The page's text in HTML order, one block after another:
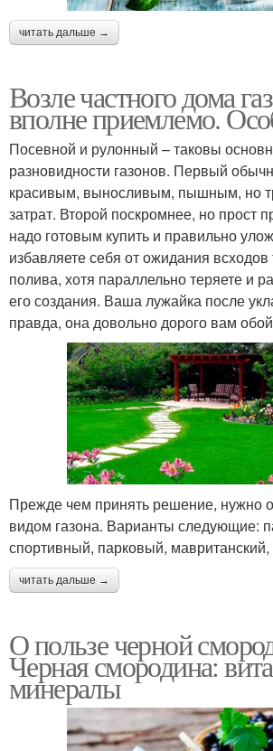
читать дальше →
Возле частного дома
вполне приемлемо.
Посевной и рулонный – таковы
разновидности газонов. Первый
красивым, выносливым, пышным, но
затрат. Второй поскромнее, но прост
надо готовым купить и правильно
избавляете себя от ожидания
полива, хотя параллельно теряете и
его создания. Ваша лужайка после
правда, она довольно дорого вам
Прежде чем принять решение, нужно
видом газона. Варианты следующие:
спортивный, парковый,
читать дальше →
О пользе черной
Черная смородина:
минералы